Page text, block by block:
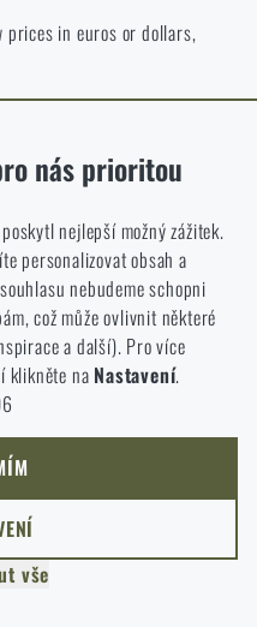
Můžete tedy zůstat
jazyka. Jakou možnost
TADY
PŘEJÍT DO KOŠÍKU
prices in euros or dollars,
HERE
nás prioritou
nejlepší možný zážitek.
personalizovat obsah a
nebudeme schopni
což může ovlivnit některé
a další). Pro více
klikněte na Nastavení.
U těchto cookies není
ukládá, jakým způsobem
Pomáhají nám lépe chápat, co
směrem se máme ubírat.
reklamu směřující na
efektivní a náš obchod se mohl
personalizovat a nabízet
vše